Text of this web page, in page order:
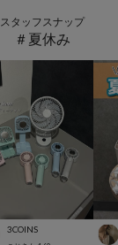
スタッフスナップ
＃夏休み
3COINS